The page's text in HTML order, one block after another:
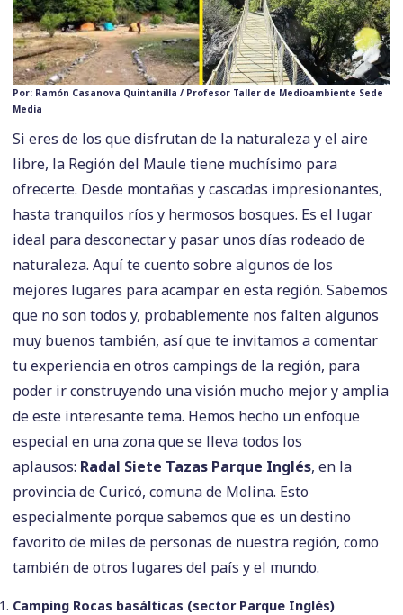
Por: Ramón Casanova Quintanilla / Profesor Taller de Medioambiente Sede
Media
Si eres de los que disfrutan de la naturaleza y el aire
libre, la Región del Maule tiene muchísimo para
ofrecerte. Desde montañas y cascadas impresionantes,
hasta tranquilos ríos y hermosos bosques. Es el lugar
ideal para desconectar y pasar unos días rodeado de
naturaleza. Aquí te cuento sobre algunos de los
mejores lugares para acampar en esta región. Sabemos
que no son todos y, probablemente nos falten algunos
muy buenos también, así que te invitamos a comentar
tu experiencia en otros campings de la región, para
poder ir construyendo una visión mucho mejor y amplia
de este interesante tema. Hemos hecho un enfoque
especial en una zona que se lleva todos los
aplausos: Radal Siete Tazas Parque Inglés, en la
provincia de Curicó, comuna de Molina. Esto
especialmente porque sabemos que es un destino
favorito de miles de personas de nuestra región, como
también de otros lugares del país y el mundo.
Camping Rocas basálticas (sector Parque Inglés)